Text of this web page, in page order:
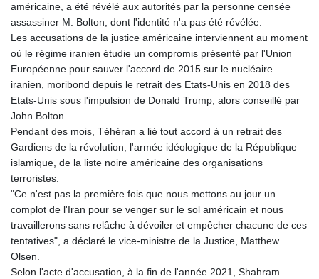
américaine, a été révélé aux autorités par la personne censée
assassiner M. Bolton, dont l'identité n'a pas été révélée.
Les accusations de la justice américaine interviennent au moment
où le régime iranien étudie un compromis présenté par l'Union
Européenne pour sauver l'accord de 2015 sur le nucléaire
iranien, moribond depuis le retrait des Etats-Unis en 2018 des
Etats-Unis sous l'impulsion de Donald Trump, alors conseillé par
John Bolton.
Pendant des mois, Téhéran a lié tout accord à un retrait des
Gardiens de la révolution, l'armée idéologique de la République
islamique, de la liste noire américaine des organisations
terroristes.
"Ce n'est pas la première fois que nous mettons au jour un
complot de l'Iran pour se venger sur le sol américain et nous
travaillerons sans relâche à dévoiler et empêcher chacune de ces
tentatives", a déclaré le vice-ministre de la Justice, Matthew
Olsen.
Selon l'acte d'accusation, à la fin de l'année 2021, Shahram